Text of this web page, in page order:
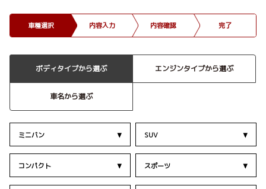
車種選択 内容入力 内容確認 完了
ボディタイプから選ぶ エンジンタイプから選ぶ
車名から選ぶ
ミニバン SUV
コンパクト スポーツ